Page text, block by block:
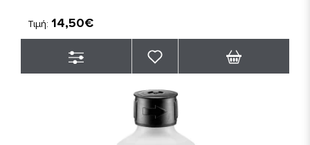
Τιμή: 14,50€